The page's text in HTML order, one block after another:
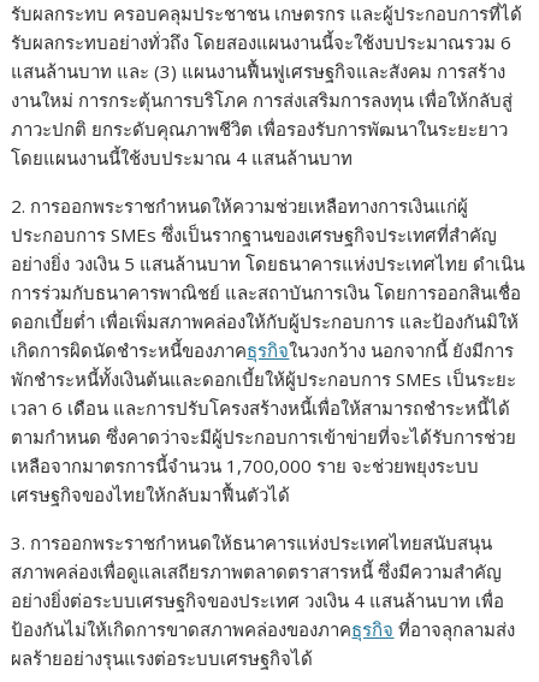
รับผลกระทบ ครอบคลุมประชาชน เกษตรกร และผู้ประกอบการที่ได้
รับผลกระทบอย่างทั่วถึง โดยสองแผนงานนี้จะใช้งบประมาณรวม 6
แสนล้านบาท และ (3) แผนงานฟื้นฟูเศรษฐกิจและสังคม การสร้าง
งานใหม่ การกระตุ้นการบริโภค การส่งเสริมการลงทุน เพื่อให้กลับสู่
ภาวะปกติ ยกระดับคุณภาพชีวิต เพื่อรองรับการพัฒนาในระยะยาว
โดยแผนงานนี้ใช้งบประมาณ 4 แสนล้านบาท
2. การออกพระราชกำหนดให้ความช่วยเหลือทางการเงินแก่ผู้
ประกอบการ SMEs ซึ่งเป็นรากฐานของเศรษฐกิจประเทศที่สำคัญ
อย่างยิ่ง วงเงิน 5 แสนล้านบาท โดยธนาคารแห่งประเทศไทย ดำเนิน
การร่วมกับธนาคารพาณิชย์ และสถาบันการเงิน โดยการออกสินเชื่อ
ดอกเบี้ยต่ำ เพื่อเพิ่มสภาพคล่องให้กับผู้ประกอบการ และป้องกันมิให้
เกิดการผิดนัดชำระหนี้ของภาคธุรกิจในวงกว้าง นอกจากนี้ ยังมีการ
พักชำระหนี้ทั้งเงินต้นและดอกเบี้ยให้ผู้ประกอบการ SMEs เป็นระยะ
เวลา 6 เดือน และการปรับโครงสร้างหนี้เพื่อให้สามารถชำระหนี้ได้
ตามกำหนด ซึ่งคาดว่าจะมีผู้ประกอบการเข้าข่ายที่จะได้รับการช่วย
เหลือจากมาตรการนี้จำนวน 1,700,000 ราย จะช่วยพยุงระบบ
เศรษฐกิจของไทยให้กลับมาฟื้นตัวได้
3. การออกพระราชกำหนดให้ธนาคารแห่งประเทศไทยสนับสนุน
สภาพคล่องเพื่อดูแลเสถียรภาพตลาดตราสารหนี้ ซึ่งมีความสำคัญ
อย่างยิ่งต่อระบบเศรษฐกิจของประเทศ วงเงิน 4 แสนล้านบาท เพื่อ
ป้องกันไม่ให้เกิดการขาดสภาพคล่องของภาคธุรกิจ ที่อาจลุกลามส่ง
ผลร้ายอย่างรุนแรงต่อระบบเศรษฐกิจได้